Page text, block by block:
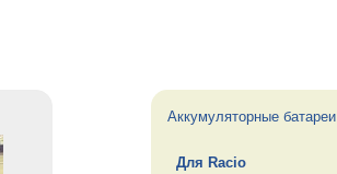
Аккумуляторные батареи
Для Racio